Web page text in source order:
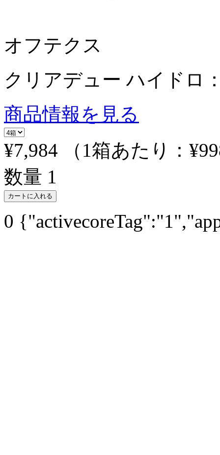
オフテクス
クリアデュー ハイドロ
商品情報を見る
¥7,984
（1箱あたり：
数量 1
カートに入れる
0